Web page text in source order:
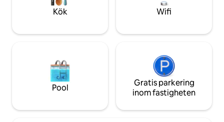
Borobudur.
Kök Wifi
Pool
Gratis parkering
inom fastigheten